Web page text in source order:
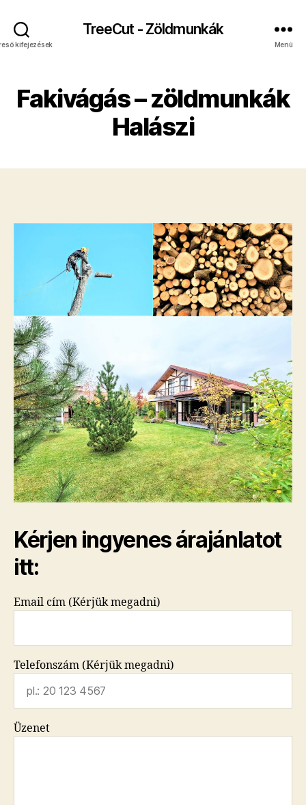
kifejezések
TreeCut - Zöldmunkák
Menü
Fakivágás – zöldmunkák
Halászi
Kérjen ingyenes árajánlatot
itt:
Email cím (Kérjük megadni)
Telefonszám (Kérjük megadni)
Üzenet